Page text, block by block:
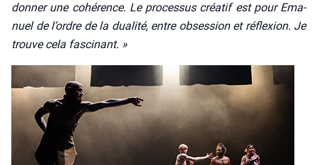
don­ner une cohé­rence. Le pro­ces­sus créa­tif est pour Ema­
nuel de l’ordre de la dua­li­té, entre obses­sion et réflexion. Je
trouve cela fas­ci­nant. »